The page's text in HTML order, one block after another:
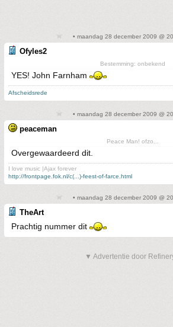
• maandag 28 december 2009 @
Ofyles2
Bestemming: onbekend
YES! John Farnham
Afscheidsrede
• maandag 28 december 2009 @
peaceman
Peace Man! ofzo...
Overgewaardeerd dit.
I love music |Ajax forever
http://frontpage.fok.nl/c(...)-feest-of-farce.html
• maandag 28 december 2009 @
TheArt
Prachtig nummer dit
▼ Advertentie door